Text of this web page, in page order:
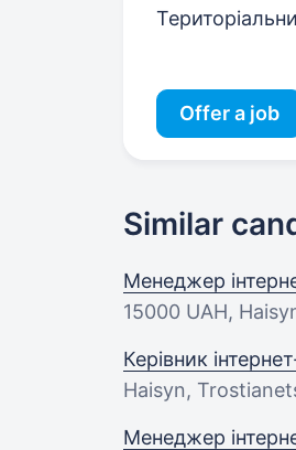
Offer a job
Similar
Менеджер
15000 UAH,
Керівник
Haisyn,
Менеджер